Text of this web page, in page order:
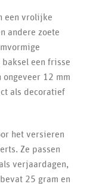
een vrolijke
andere zoete
een frisse
12 mm
als decoratief
het versieren
Ze passen
verjaardagen,
25 gram en